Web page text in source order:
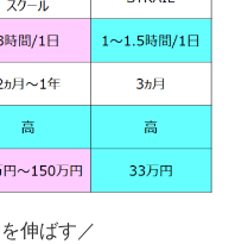
伸ばす／